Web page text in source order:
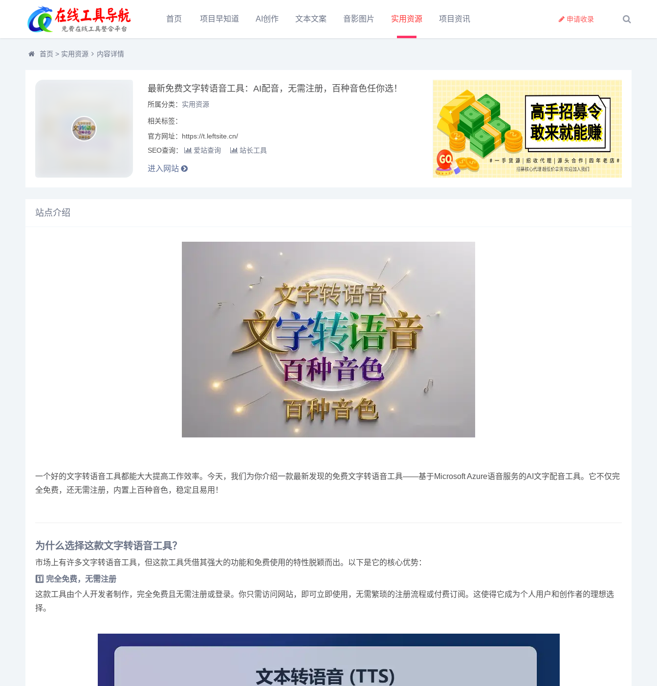
首页 项目早知道 AI创作 文本文案 音影图片 实用资源 项目资讯 申请收录
首页 > 实用资源 内容详情
最新免费文字转语音工具：AI配音，无需注册，百种音色任你选！
所属分类： 实用资源
相关标签：
官方网址：https://t.leftsite.cn/
SEO查询：
爱站查询 站长工具
进入网站
站点介绍
一个好的文字转语音工具都能大大提高工作效率。今天，我们为你介绍一款最新发现的免费文字转语音工具——基于Microsoft Azure语音服务的AI文字配音工具。它不仅完
全免费，还无需注册，内置上百种音色，稳定且易用！
为什么选择这款文字转语音工具？
市场上有许多文字转语音工具，但这款工具凭借其强大的功能和免费使用的特性脱颖而出。以下是它的核心优势：
1️⃣ 完全免费，无需注册
这款工具由个人开发者制作，完全免费且无需注册或登录。你只需访问网站，即可立即使用，无需繁琐的注册流程或付费订阅。这使得它成为个人用户和创作者的理想选
择。